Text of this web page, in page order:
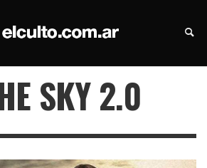
SKY 2.0